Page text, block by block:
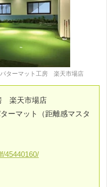
ターマット工房 楽天市場店
楽天市場店
ーマット（距離感マスタ
45440160/